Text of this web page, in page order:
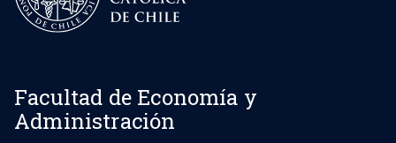
Facultad de Economía y
Administración